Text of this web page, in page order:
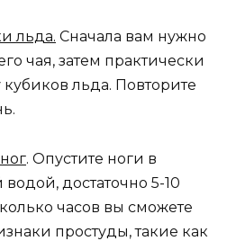
льда. Сначала вам нужно
чая, затем практически
кубиков льда. Повторите
. Опустите ноги в
достаточно 5-10
часов вы сможете
простуды, такие как